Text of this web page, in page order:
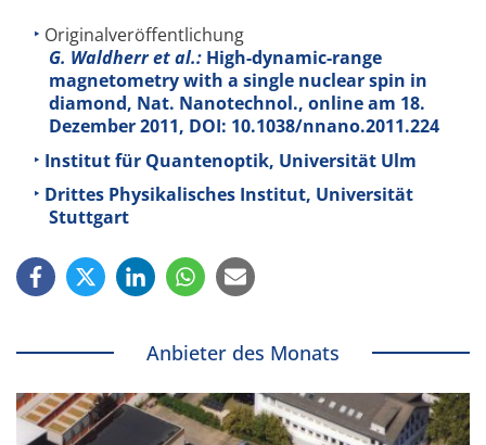
Originalveröffentlichung
G. Waldherr et al.: High-dynamic-range
magnetometry with a single nuclear spin in
diamond, Nat. Nanotechnol., online am 18.
Dezember 2011, DOI: 10.1038/nnano.2011.224
Institut für Quantenoptik, Universität Ulm
Drittes Physikalisches Institut, Universität
Stuttgart
Anbieter des Monats